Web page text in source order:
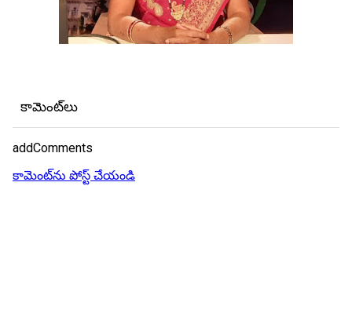
కామెంట్‌లు
addComments
కామెంట్‌ను పోస్ట్ చేయండి